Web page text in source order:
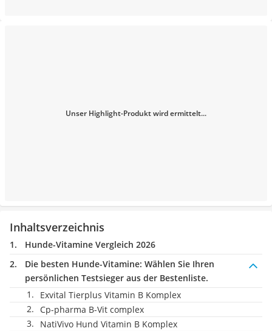
Unser Highlight-Produkt wird ermittelt...
Inhaltsverzeichnis
Hunde-Vitamine Vergleich 2026
Die besten Hunde-Vitamine: Wählen Sie Ihren
persönlichen Testsieger aus der Bestenliste.
Exvital Tierplus Vitamin B Komplex
Cp-pharma B-Vit complex
NatiVivo Hund Vitamin B Komplex